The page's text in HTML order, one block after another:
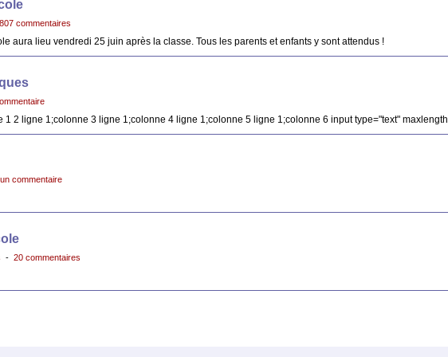
commentaires
aura lieu vendredi 25 juin après la classe. Tous les parents et enfants y sont attendus !
1 2 ligne 1;colonne 3 ligne 1;colonne 4 ligne 1;colonne 5 ligne 1;colonne 6 input type="text" maxlength
commentaire
- 20 commentaires